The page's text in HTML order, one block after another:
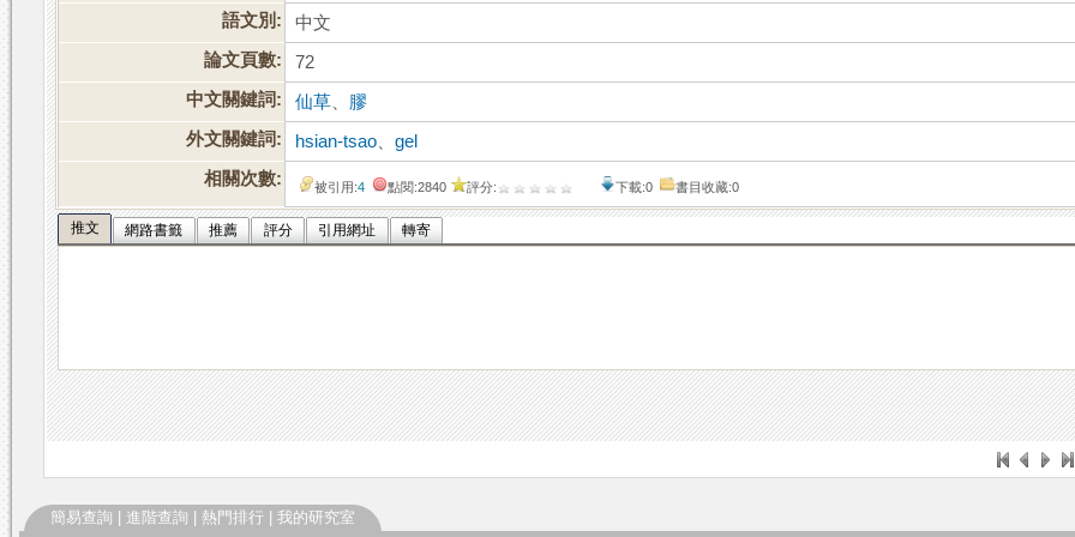
語文別:
中文
論文頁數:
72
中文關鍵詞:
仙草
膠
外文關鍵詞:
hsian-tsao 、gel
相關次數:
被引用:4 點閱:2840 評分: 下載:0 書目收藏:0
推文 網路書籤 推薦 評分 引用網址 轉寄
簡易查詢 進階查詢 熱門排行 我的研究室